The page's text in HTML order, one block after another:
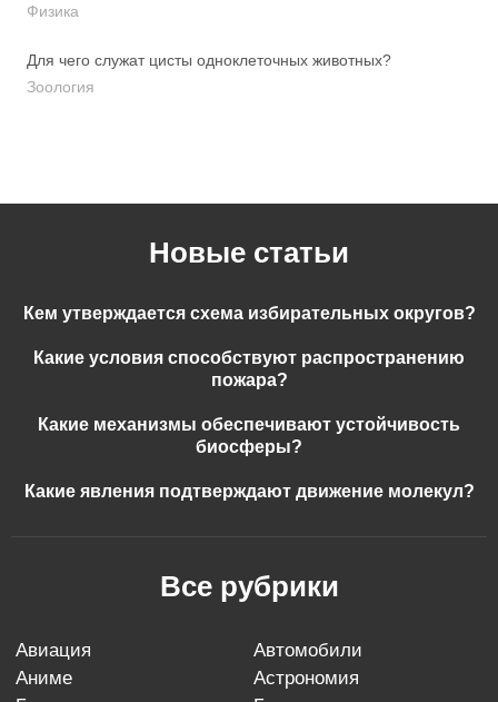
Физика
Для чего служат цисты одноклеточных животных?
Зоология
Новые статьи
Кем утверждается схема избирательных округов?
Какие условия способствуют распространению
пожара?
Какие механизмы обеспечивают устойчивость
биосферы?
Какие явления подтверждают движение молекул?
Все рубрики
авиация
автомобили
аниме
астрономия